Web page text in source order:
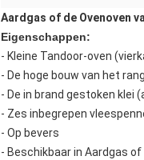
Aardgas of de Ovenoven
Eigenschappen:
- Kleine Tandoor-oven
- De hoge bouw van het
- De in brand gestoken
- Zes inbegrepen
- Op bevers
- Beschikbaar in Aardgas of